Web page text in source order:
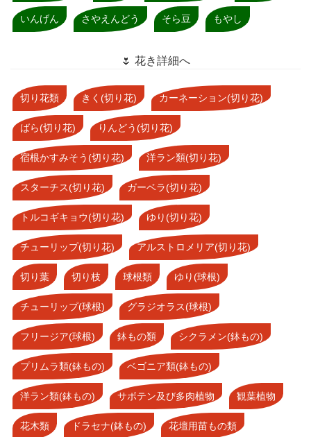
いんげん さやえんどう そら豆 もやし
🌷 花き詳細へ
切り花類 きく(切り花) カーネーション(切り花)
ばら(切り花) りんどう(切り花)
宿根かすみそう(切り花) 洋ラン類(切り花)
スターチス(切り花) ガーベラ(切り花)
トルコギキョウ(切り花) ゆり(切り花)
チューリップ(切り花) アルストロメリア(切り花)
切り葉 切り枝 球根類 ゆり(球根)
チューリップ(球根) グラジオラス(球根)
フリージア(球根) 鉢もの類 シクラメン(鉢もの)
プリムラ類(鉢もの) ベゴニア類(鉢もの)
洋ラン類(鉢もの) サボテン及び多肉植物 観葉植物
花木類 ドラセナ(鉢もの) 花壇用苗もの類